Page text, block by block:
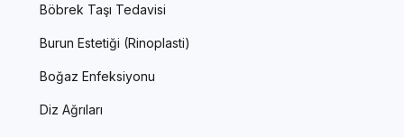
Böbrek Taşı Tedavisi
Burun Estetiği (Rinoplasti)
Boğaz Enfeksiyonu
Diz Ağrıları